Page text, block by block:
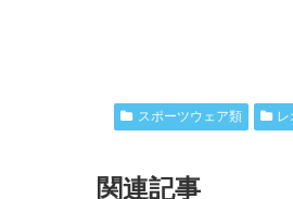
スポーツウェア類
関連記事